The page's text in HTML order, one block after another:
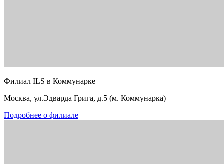
Филиал ILS в Коммунарке
Москва, ул.Эдварда Грига, д.5 (м. Коммунарка)
Подробнее о филиале